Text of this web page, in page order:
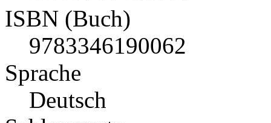
ISBN (Buch)
9783346190062
Sprache
Deutsch